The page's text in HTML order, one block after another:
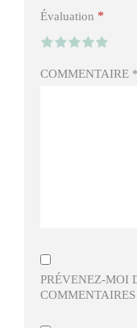
Évaluation *
COMMENTAIRE *
PRÉVENEZ-MOI